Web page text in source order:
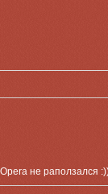
не раползался